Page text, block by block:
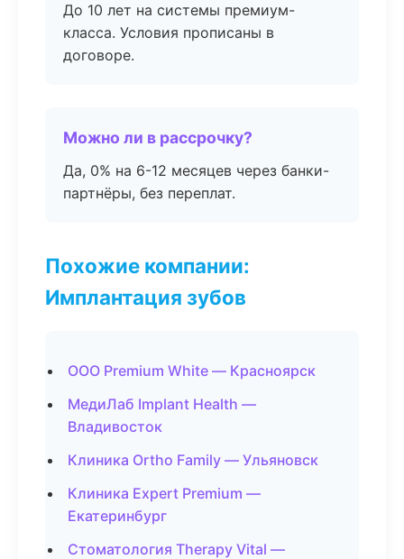
До 10 лет на системы премиум-
класса. Условия прописаны в
договоре.
Можно ли в рассрочку?
Да, 0% на 6-12 месяцев через банки-
партнёры, без переплат.
Похожие компании:
Имплантация зубов
ООО Premium White — Красноярск
МедиЛаб Implant Health —
Владивосток
Клиника Ortho Family — Ульяновск
Клиника Expert Premium —
Екатеринбург
Стоматология Therapy Vital —